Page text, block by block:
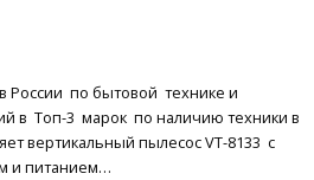
по бытовой технике и
в Топ-3 марок по наличию техники в
вертикальный пылесос VT-8133 с
и питанием…